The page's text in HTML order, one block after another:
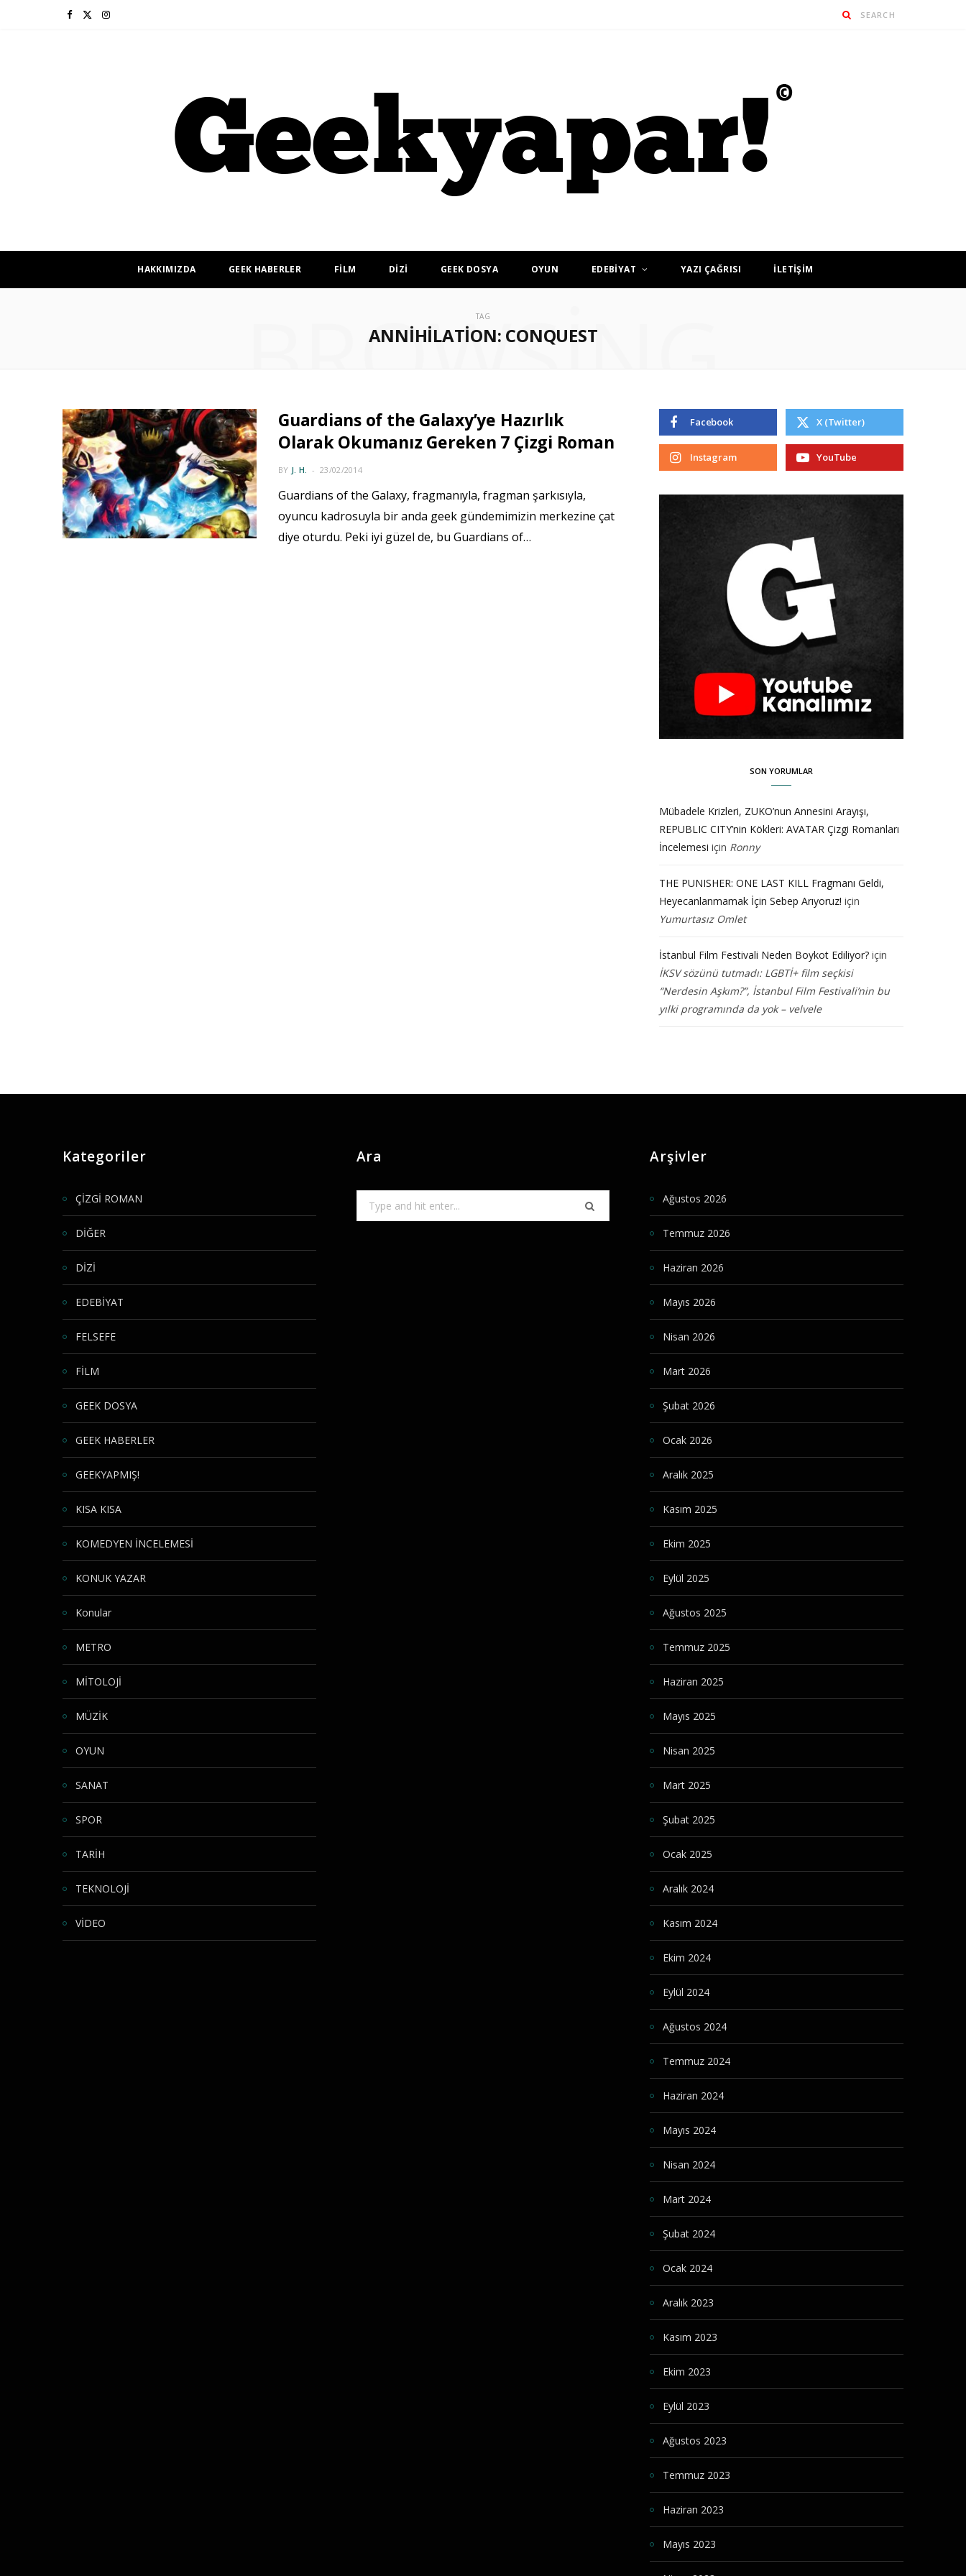
F I
HAKKIMIZDA GEEK HABERLER FİLM DİZİ GEEK DOSYA OYUN EDEBİYAT YAZI ÇAĞRISI İLETİŞİM
TAG
ANNIHILATION: CONQUEST
BROWSING
Guardians of the Galaxy’ye Hazırlık
Olarak Okumanız Gereken 7 Çizgi Roman
BY J. H. 23/02/2014
Guardians of the Galaxy, fragmanıyla, fragman şarkısıyla,
oyuncu kadrosuyla bir anda geek gündemimizin merkezine çat
diye oturdu. Peki iyi güzel de, bu Guardians of…
Facebook X (Twitter)
Instagram YouTube
SON YORUMLAR
Mübadele Krizleri, ZUKO’nun Annesini Arayışı,
REPUBLIC CITY’nin Kökleri: AVATAR Çizgi Romanları
İncelemesi için Ronny
THE PUNISHER: ONE LAST KILL Fragmanı Geldi,
Heyecanlanmamak İçin Sebep Arıyoruz! için
Yumurtasız Omlet
İstanbul Film Festivali Neden Boykot Ediliyor? için
İKSV sözünü tutmadı: LGBTİ+ film seçkisi
“Nerdesin Aşkım?”, İstanbul Film Festivali’nin bu
yılki programında da yok – velvele
Kategoriler
ÇİZGİ ROMAN
DİĞER
DİZİ
EDEBİYAT
FELSEFE
FİLM
GEEK DOSYA
GEEK HABERLER
GEEKYAPMIŞ!
KISA KISA
KOMEDYEN İNCELEMESİ
KONUK YAZAR
Konular
METRO
MİTOLOJİ
MÜZİK
OYUN
SANAT
SPOR
TARİH
TEKNOLOJİ
VİDEO
Ara
for:
Arşivler
Ağustos 2026
Temmuz 2026
Haziran 2026
Mayıs 2026
Nisan 2026
Mart 2026
Şubat 2026
Ocak 2026
Aralık 2025
Kasım 2025
Ekim 2025
Eylül 2025
Ağustos 2025
Temmuz 2025
Haziran 2025
Mayıs 2025
Nisan 2025
Mart 2025
Şubat 2025
Ocak 2025
Aralık 2024
Kasım 2024
Ekim 2024
Eylül 2024
Ağustos 2024
Temmuz 2024
Haziran 2024
Mayıs 2024
Nisan 2024
Mart 2024
Şubat 2024
Ocak 2024
Aralık 2023
Kasım 2023
Ekim 2023
Eylül 2023
Ağustos 2023
Temmuz 2023
Haziran 2023
Mayıs 2023